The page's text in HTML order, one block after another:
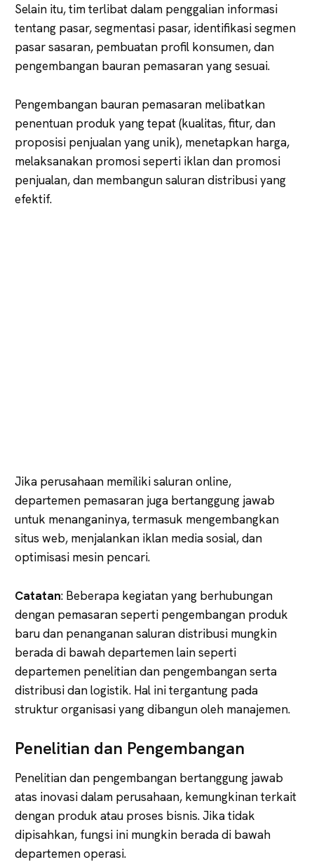
Selain itu, tim terlibat dalam penggalian informasi
tentang pasar, segmentasi pasar, identifikasi segmen
pasar sasaran, pembuatan profil konsumen, dan
pengembangan bauran pemasaran yang sesuai.
Pengembangan bauran pemasaran melibatkan
penentuan produk yang tepat (kualitas, fitur, dan
proposisi penjualan yang unik), menetapkan harga,
melaksanakan promosi seperti iklan dan promosi
penjualan, dan membangun saluran distribusi yang
efektif.
Jika perusahaan memiliki saluran online,
departemen pemasaran juga bertanggung jawab
untuk menanganinya, termasuk mengembangkan
situs web, menjalankan iklan media sosial, dan
optimisasi mesin pencari.
Catatan: Beberapa kegiatan yang berhubungan
dengan pemasaran seperti pengembangan produk
baru dan penanganan saluran distribusi mungkin
berada di bawah departemen lain seperti
departemen penelitian dan pengembangan serta
distribusi dan logistik. Hal ini tergantung pada
struktur organisasi yang dibangun oleh manajemen.
Penelitian dan Pengembangan
Penelitian dan pengembangan bertanggung jawab
atas inovasi dalam perusahaan, kemungkinan terkait
dengan produk atau proses bisnis. Jika tidak
dipisahkan, fungsi ini mungkin berada di bawah
departemen operasi.